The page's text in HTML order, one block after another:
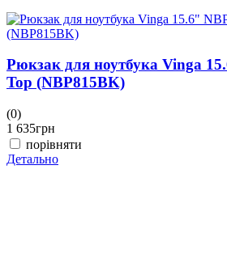
Рюкзак для ноутбука Vinga
Top (NBP815BK)
(0)
1 635грн
порівняти
Детально